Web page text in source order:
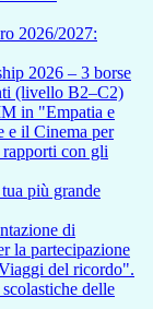
2026/2027:
2026 – 3 borse
(livello B2–C2)
in "Empatia e
e il Cinema per
rapporti con gli
più grande
di
la partecipazione
del ricordo".
delle